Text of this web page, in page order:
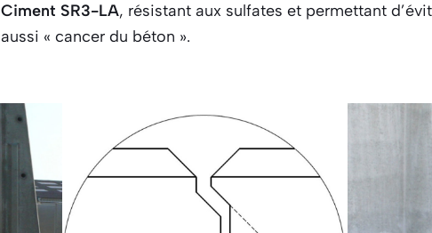
Ciment SR3-LA, résistant aux sulfates et permettant
aussi « cancer du béton ».